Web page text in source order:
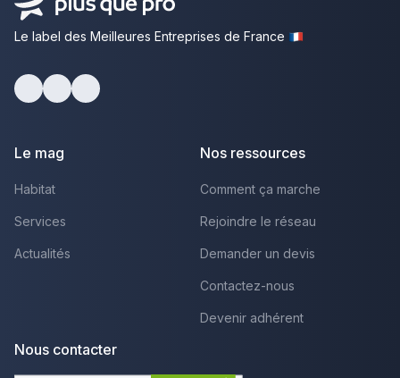
Le label des Meilleures Entreprises de France
Le mag
Habitat
Services
Actualités
Nos ressources
Comment ça marche
Rejoindre le réseau
Demander un devis
Contactez-nous
Devenir adhérent
Nous contacter